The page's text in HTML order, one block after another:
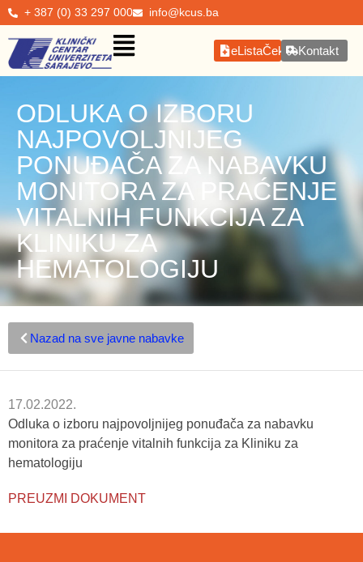
+ 387 (0) 33 297 000 info@kcus.ba
eListaČekanjaKontakt
ODLUKA O IZBORU
NAJPOVOLJNIJEG
PONUĐAČA ZA NABAVKU
MONITORA ZA PRAĆENJE
VITALNIH FUNKCIJA ZA
KLINIKU ZA
HEMATOLOGIJU
Nazad na sve javne nabavke
17.02.2022.
Odluka o izboru najpovoljnijeg ponuđača za nabavku
monitora za praćenje vitalnih funkcija za Kliniku za
hematologiju
PREUZMI DOKUMENT